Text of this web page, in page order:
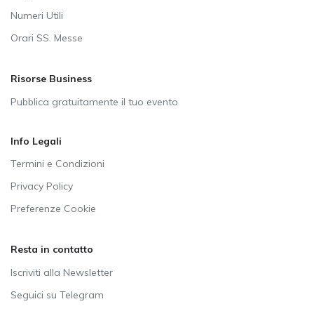
Numeri Utili
Orari SS. Messe
Risorse Business
Pubblica gratuitamente il tuo evento
Info Legali
Termini e Condizioni
Privacy Policy
Preferenze Cookie
Resta in contatto
Iscriviti alla Newsletter
Seguici su Telegram